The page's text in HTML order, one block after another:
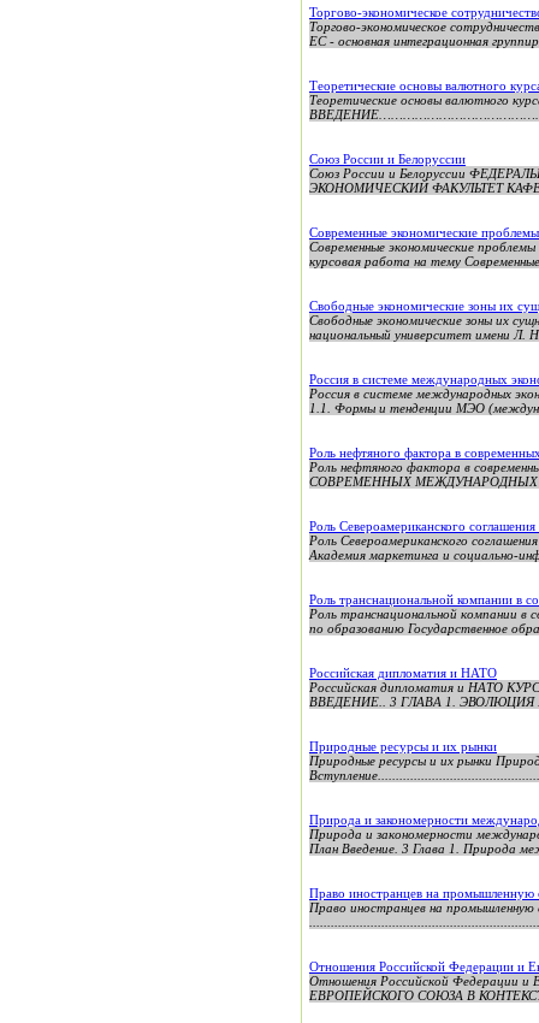
Торгово-экономическое
Торгово-экономическое
ЕС - основная интеграционная
Теоретические основы валютного
Теоретические основы валютного
Союз России и Белоруссии
Союз России и Белоруссии
ЭКОНОМИЧЕСКИЙ ФАКУЛЬТЕТ
Современные экономические
Современные экономические
курсовая работа на тему
Свободные экономические зоны их
Свободные экономические зоны их
национальный университет имени Л.
Россия в системе международных
Россия в системе международных
1.1. Формы и тенденции МЭО
Роль нефтяного фактора в
Роль нефтяного фактора в
СОВРЕМЕННЫХ МЕЖДУНАРОДНЫХ
Роль Североамериканского
Роль Североамериканского
Академия маркетинга и социально-
Роль транснациональной компании в
Роль транснациональной компании в
по образованию Государственное
Российская дипломатия и НАТО
Российская дипломатия и НАТО
ВВЕДЕНИЕ.. 3 ГЛАВА 1.
Природные ресурсы и их рынки
Природные ресурсы и их рынки
Природа и закономерности
Природа и закономерности
План Введение. 3 Глава 1. Природа
Право иностранцев на промышленную
Право иностранцев на
Отношения Российской Федерации и
Отношения Российской Федерации
ЕВРОПЕЙСКОГО СОЮЗА В